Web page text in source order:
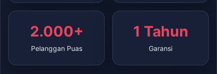
2.000+
Pelanggan Puas
1 Tahun
Garansi